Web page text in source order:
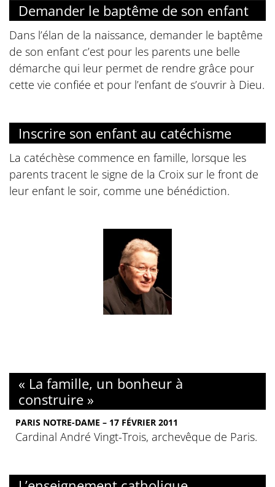
Demander le baptême de son enfant
Dans l’élan de la naissance, demander le baptême
de son enfant c’est pour les parents une belle
démarche qui leur permet de rendre grâce pour
cette vie confiée et pour l’enfant de s’ouvrir à Dieu.
Inscrire son enfant au catéchisme
La catéchèse commence en famille, lorsque les
parents tracent le signe de la Croix sur le front de
leur enfant le soir, comme une bénédiction.
« La famille, un bonheur à
construire »
PARIS NOTRE-DAME – 17 FÉVRIER 2011
Cardinal André Vingt-Trois, archevêque de Paris.